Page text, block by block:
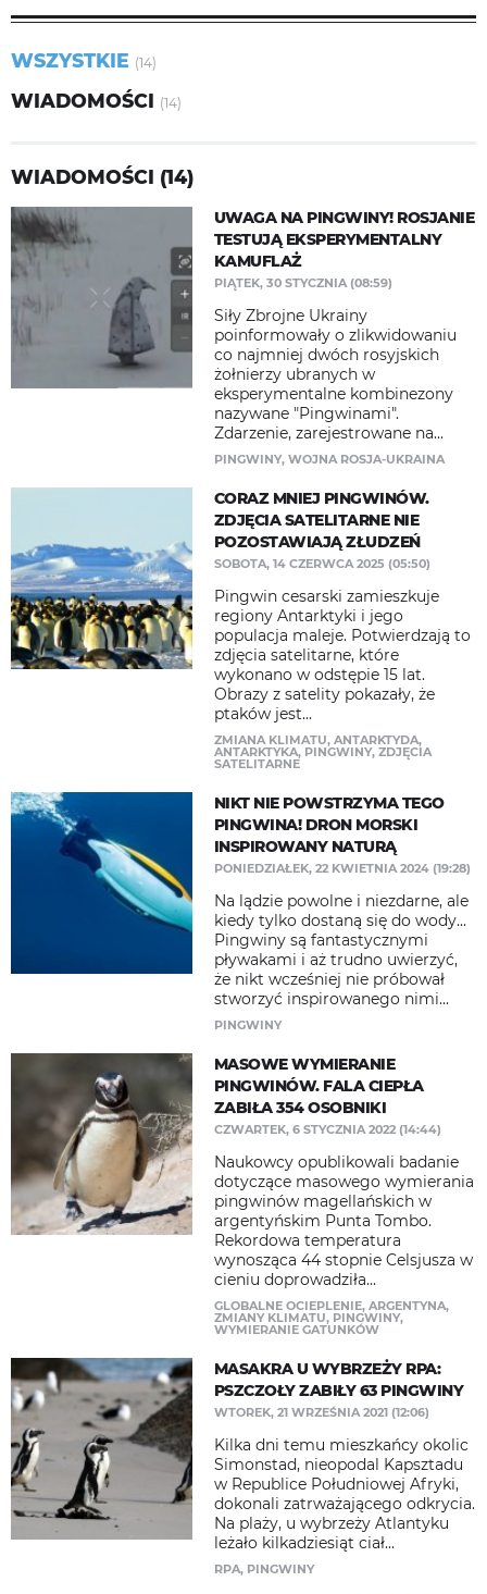
WSZYSTKIE (14)
WIADOMOŚCI (14)
WIADOMOŚCI (14)
UWAGA NA PINGWINY! ROSJANIE
TESTUJĄ EKSPERYMENTALNY
KAMUFLAŻ
PIĄTEK, 30 STYCZNIA (08:59)
Siły Zbrojne Ukrainy
poinformowały o zlikwidowaniu
co najmniej dwóch rosyjskich
żołnierzy ubranych w
eksperymentalne kombinezony
nazywane "Pingwinami".
Zdarzenie, zarejestrowane na...
PINGWINY, WOJNA ROSJA-UKRAINA
CORAZ MNIEJ PINGWINÓW.
ZDJĘCIA SATELITARNE NIE
POZOSTAWIAJĄ ZŁUDZEŃ
SOBOTA, 14 CZERWCA 2025 (05:50)
Pingwin cesarski zamieszkuje
regiony Antarktyki i jego
populacja maleje. Potwierdzają to
zdjęcia satelitarne, które
wykonano w odstępie 15 lat.
Obrazy z satelity pokazały, że
ptaków jest...
ZMIANA KLIMATU, ANTARKTYDA,
ANTARKTYKA, PINGWINY, ZDJĘCIA
SATELITARNE
NIKT NIE POWSTRZYMA TEGO
PINGWINA! DRON MORSKI
INSPIROWANY NATURĄ
PONIEDZIAŁEK, 22 KWIETNIA 2024 (19:28)
Na lądzie powolne i niezdarne, ale
kiedy tylko dostaną się do wody...
Pingwiny są fantastycznymi
pływakami i aż trudno uwierzyć,
że nikt wcześniej nie próbował
stworzyć inspirowanego nimi...
PINGWINY
MASOWE WYMIERANIE
PINGWINÓW. FALA CIEPŁA
ZABIŁA 354 OSOBNIKI
CZWARTEK, 6 STYCZNIA 2022 (14:44)
Naukowcy opublikowali badanie
dotyczące masowego wymierania
pingwinów magellańskich w
argentyńskim Punta Tombo.
Rekordowa temperatura
wynosząca 44 stopnie Celsjusza w
cieniu doprowadziła...
GLOBALNE OCIEPLENIE, ARGENTYNA,
ZMIANY KLIMATU, PINGWINY,
WYMIERANIE GATUNKÓW
MASAKRA U WYBRZEŻY RPA:
PSZCZOŁY ZABIŁY 63 PINGWINY
WTOREK, 21 WRZEŚNIA 2021 (12:06)
Kilka dni temu mieszkańcy okolic
Simonstad, nieopodal Kapsztadu
w Republice Południowej Afryki,
dokonali zatrważającego odkrycia.
Na plaży, u wybrzeży Atlantyku
leżało kilkadziesiąt ciał...
RPA, PINGWINY